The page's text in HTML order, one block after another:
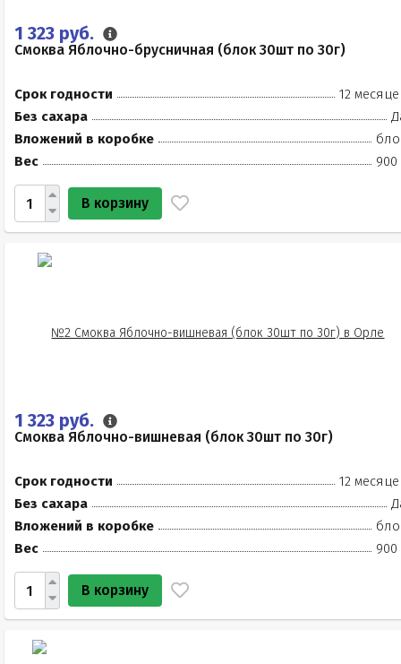
1 323 руб.
Смоква Яблочно-брусничная (блок 30шт по 30г)
Срок годности
12
Без сахара
Вложений в коробке
Вес
900
В корзину
1 323 руб.
Смоква Яблочно-вишневая (блок 30шт по 30г)
Срок годности
12
Без сахара
Вложений в коробке
Вес
900
В корзину